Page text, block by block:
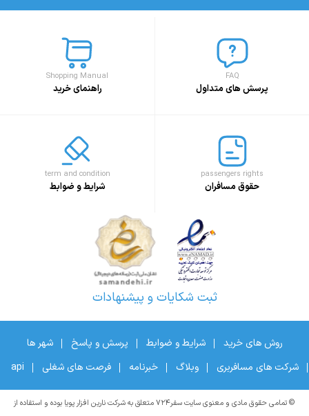
FAQ
پرسش های متداول
Shopping Manual
راهنمای خرید
passengers rights
حقوق مسافران
term and condition
شرایط و ضوابط
ثبت شکایات و پیشنهادات
روش های خرید شرایط و ضوابط پرسش و پاسخ
شهر ها
شرکت های مسافربری
وبلاگ خبرنامه فرصت های شغلی api
© تمامی حقوق مادی و معنوی سایت سفر۷۲۴ متعلق به شرکت نارین افزار پویا بوده و استفاده از